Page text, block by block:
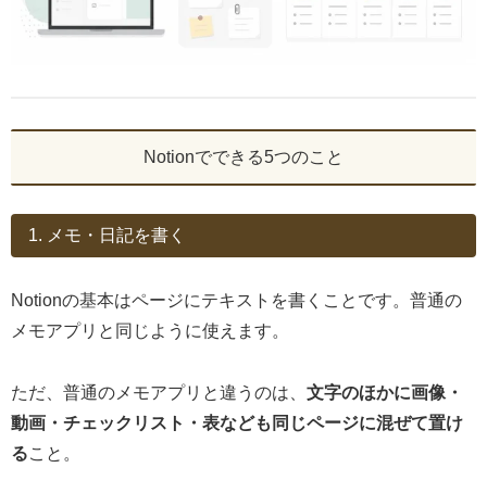
Notionでできる5つのこと
1. メモ・日記を書く
Notionの基本はページにテキストを書くことです。普通の
メモアプリと同じように使えます。
ただ、普通のメモアプリと違うのは、 文字のほかに画像・
動画・チェックリスト・表なども同じページに混ぜて置け
ること。